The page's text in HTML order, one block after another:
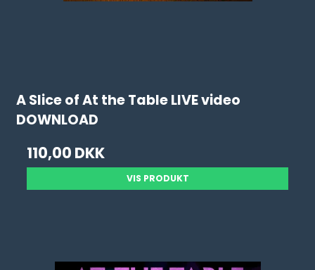
A Slice of At the Table LIVE video
DOWNLOAD
110,00 DKK
VIS PRODUKT